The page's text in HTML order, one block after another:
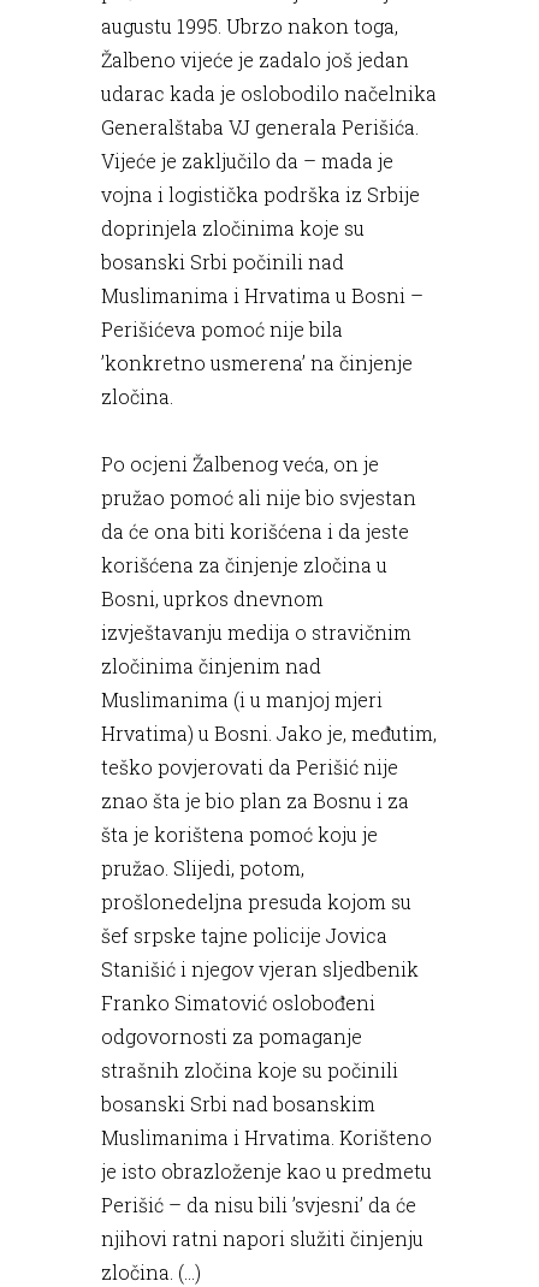
augustu 1995. Ubrzo nakon toga,
Žalbeno vijeće je zadalo još jedan
udarac kada je oslobodilo načelnika
Generalštaba VJ generala Perišića.
Vijeće je zaključilo da – mada je
vojna i logistička podrška iz Srbije
doprinjela zločinima koje su
bosanski Srbi počinili nad
Muslimanima i Hrvatima u Bosni –
Perišićeva pomoć nije bila
’konkretno usmerena’ na činjenje
zločina.
Po ocjeni Žalbenog veća, on je
pružao pomoć ali nije bio svjestan
da će ona biti korišćena i da jeste
korišćena za činjenje zločina u
Bosni, uprkos dnevnom
izvještavanju medija o stravičnim
zločinima činjenim nad
Muslimanima (i u manjoj mjeri
Hrvatima) u Bosni. Jako je, međutim,
teško povjerovati da Perišić nije
znao šta je bio plan za Bosnu i za
šta je korištena pomoć koju je
pružao. Slijedi, potom,
prošlonedeljna presuda kojom su
šef srpske tajne policije Jovica
Stanišić i njegov vjeran sljedbenik
Franko Simatović oslobođeni
odgovornosti za pomaganje
strašnih zločina koje su počinili
bosanski Srbi nad bosanskim
Muslimanima i Hrvatima. Korišteno
je isto obrazloženje kao u predmetu
Perišić – da nisu bili ’svjesni’ da će
njihovi ratni napori služiti činjenju
zločina. (…)